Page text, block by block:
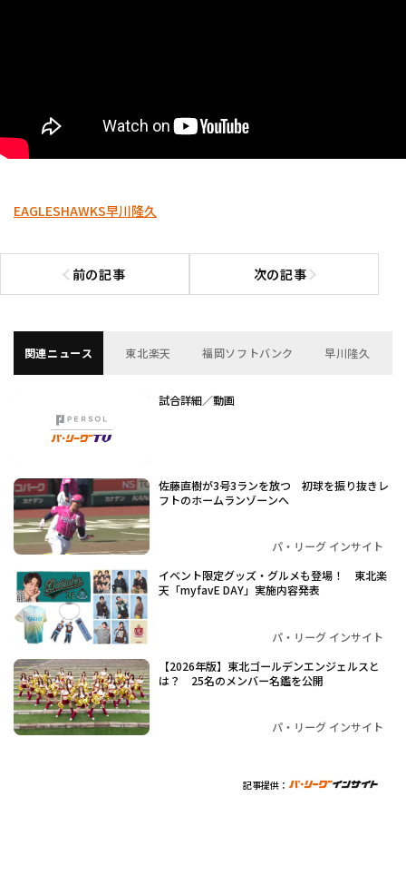
EAGLESHAWKS早川隆久
前の記事
前の記事へ 次の記事次の記事へ
関連ニュース 東北楽天 福岡ソフトバンク 早川隆久
試合詳細／動画
佐藤直樹が3号3ランを放つ 初球を振り抜きレ
フトのホームランゾーンへ
パ・リーグ インサイト
イベント限定グッズ・グルメも登場！ 東北楽
天「myfavE DAY」実施内容発表
パ・リーグ インサイト
【2026年版】東北ゴールデンエンジェルスと
は？ 25名のメンバー名鑑を公開
パ・リーグ インサイト
記事提供：